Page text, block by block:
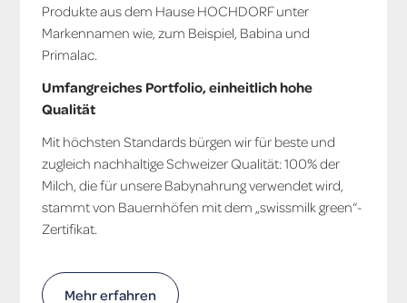
Produkte aus dem Hause HOCHDORF unter
Markennamen wie, zum Beispiel, Babina und
Primalac.
Umfangreiches Portfolio, einheitlich hohe
Qualität
Mit höchsten Standards bürgen wir für beste und
zugleich nachhaltige Schweizer Qualität: 100% der
Milch, die für unsere Babynahrung verwendet wird,
stammt von Bauernhöfen mit dem „swissmilk green“-
Zertifikat.
Mehr erfahren